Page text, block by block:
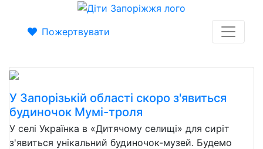
Пожертвувати
У Запорізькій області скоро з'явиться
будиночок Мумі-троля
У селі Українка в «Дитячому селищі» для сиріт
з'явиться унікальний будиночок-музей. Будемо